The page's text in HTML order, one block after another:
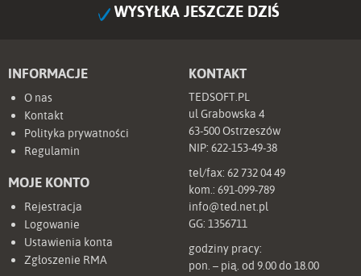
WYSYŁKA JESZCZE DZIŚ
INFORMACJE
O nas
Kontakt
Polityka prywatności
Regulamin
MOJE KONTO
Rejestracja
Logowanie
Ustawienia konta
Zgłoszenie RMA
KONTAKT
TEDSOFT.PL
ul Grabowska 4
63-500 Ostrzeszów
NIP: 622-153-49-38
tel/fax: 62 732 04 49
kom.: 691-099-789
info@ted.net.pl
GG: 1356711
godziny pracy:
pon. – pią. od 9.00 do 18.00